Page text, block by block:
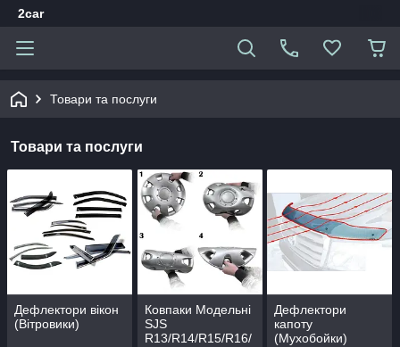
2car
Товари та послуги
Товари та послуги
Дефлектори вікон
(Вітровики)
Ковпаки Модельні
SJS
R13/R14/R15/R16/
Дефлектори
капоту
(Мухобойки)